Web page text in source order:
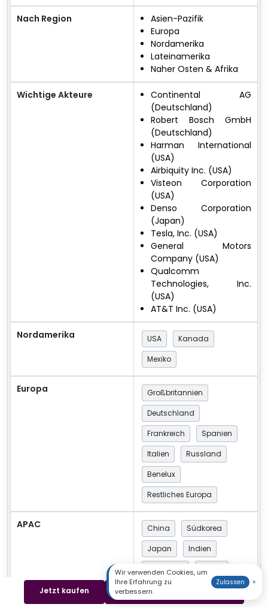
Nach Region
Asien-Pazifik
Europa
Nordamerika
Lateinamerika
Naher Osten & Afrika
Wichtige Akteure
Continental AG
(Deutschland)
Robert Bosch GmbH
(Deutschland)
Harman International
(USA)
Airbiquity Inc. (USA)
Visteon Corporation
(USA)
Denso Corporation
(Japan)
Tesla, Inc. (USA)
General Motors
Company (USA)
Qualcomm
Technologies, Inc.
(USA)
AT&T Inc. (USA)
Nordamerika USA
Kanada
Mexiko
Europa
Großbritannien
Deutschland
Frankreich
Spanien
Italien
Russland
Benelux
Restliches Europa
APAC China
Südkorea
Japan
Indien
Australien
ASEAN
Restlicher Asien-Pazifik-
Raum
Jetzt kaufen Beispiel herunterladen
Wir verwenden Cookies, um
Ihre Erfahrung zu
verbessern.
Zulassen ×